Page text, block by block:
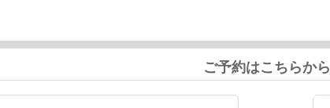
ご予約はこちらから